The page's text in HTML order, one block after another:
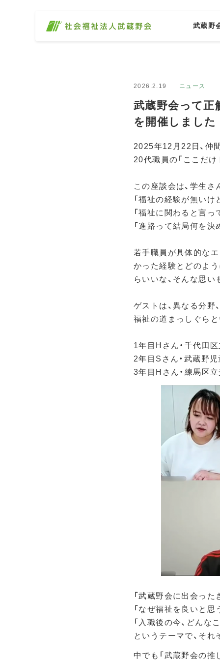
武蔵野
2026.2.19 ニュース
武蔵野会って正
を開催しました
2025年12月22日、仲
20代職員の「ここだけ
この座談会は、学生
「福祉の経験が無い
「福祉に関わると言
「進路って結局何を決
若手職員が具体的な
かった経験とどのよ
らいいな、そんな思
ゲストは、異なる分野
福祉の道まっしぐら
1年目Hさん・千代田
2年目Sさん・武蔵野
3年目Hさん・練馬区
「武蔵野会に出会った
「なぜ福祉を良いと思
「入職後の今、どんな
というテーマで、そ
中でも「武蔵野会の